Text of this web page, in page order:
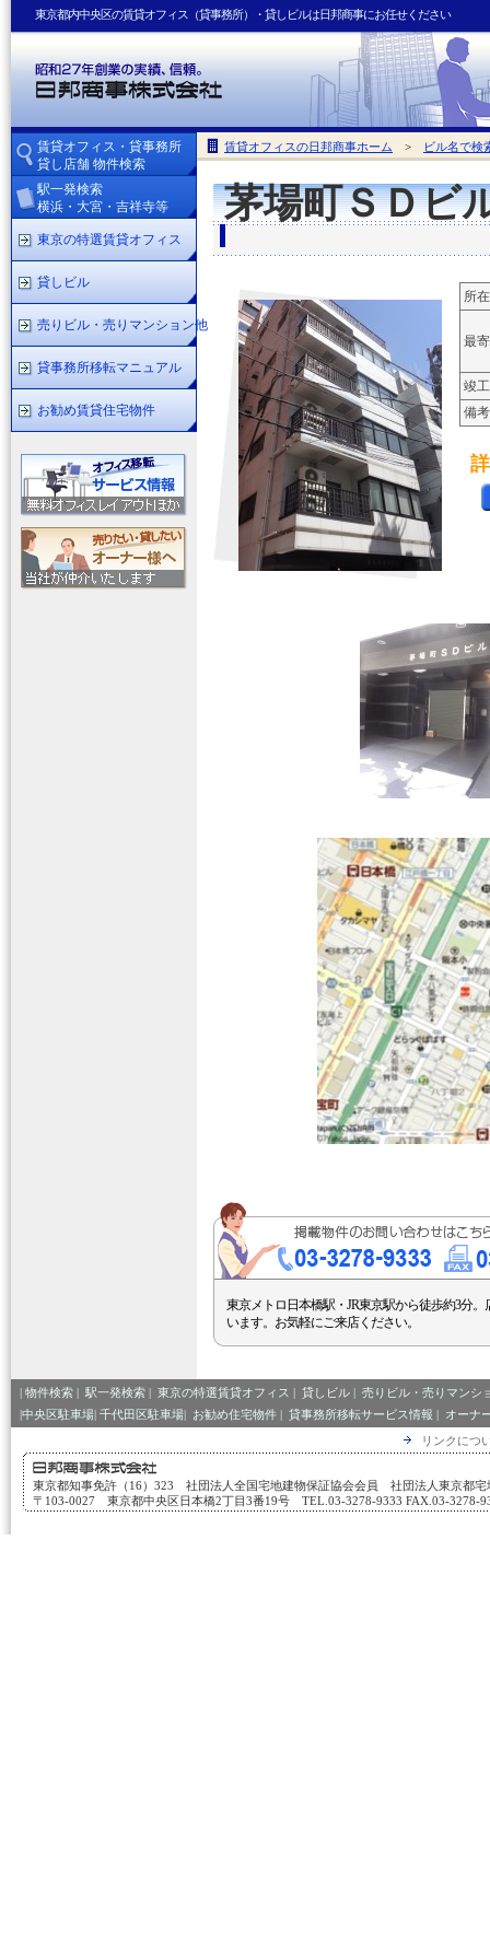
東京都内中央区の賃貸オフィス（貸事務所）・貸しビルは日邦商事にお任せください
賃貸オフィスの日邦商事ホーム > ビル名で検
茅場町ＳＤビ
所
最
竣工
備考
東京メトロ日本橋駅・JR東京駅から徒歩約3分。
います。お気軽にご来店ください。
賃貸オフィス・貸事務所
貸し店舗 物件検索
駅一発検索
横浜・大宮・吉祥寺等
東京の特選賃貸オフィス
貸しビル
売りビル・売りマンション他
貸事務所移転マニュアル
お勧め賃貸住宅物件
| 物件検索 | 駅一発検索 | 東京の特選賃貸オフィス | 貸しビル | 売りビル・売りマンシ
|中央区駐車場| 千代田区駐車場| お勧め住宅物件 | 貸事務所移転サービス情報 | オーナ
リンクにつ
東京都知事免許（16）323 社団法人全国宅地建物保証協会会員 社団法人東京都宅
〒103-0027 東京都中央区日本橋2丁目3番19号 TEL.03-3278-9333 FAX.03-3278-